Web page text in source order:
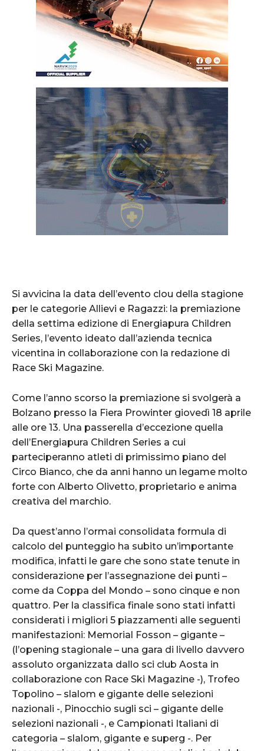
Si avvicina la data dell’evento clou della stagione
per le categorie Allievi e Ragazzi: la premiazione
della settima edizione di Energiapura Children
Series, l’evento ideato dall’azienda tecnica
vicentina in collaborazione con la redazione di
Race Ski Magazine.
Come l’anno scorso la premiazione si svolgerà a
Bolzano presso la Fiera Prowinter giovedì 18 aprile
alle ore 13. Una passerella d’eccezione quella
dell’Energiapura Children Series a cui
parteciperanno atleti di primissimo piano del
Circo Bianco, che da anni hanno un legame molto
forte con Alberto Olivetto, proprietario e anima
creativa del marchio.
Da quest’anno l’ormai consolidata formula di
calcolo del punteggio ha subito un’importante
modifica, infatti le gare che sono state tenute in
considerazione per l’assegnazione dei punti –
come da Coppa del Mondo – sono cinque e non
quattro. Per la classifica finale sono stati infatti
considerati i migliori 5 piazzamenti alle seguenti
manifestazioni: Memorial Fosson – gigante –
(l’opening stagionale – una gara di livello davvero
assoluto organizzata dallo sci club Aosta in
collaborazione con Race Ski Magazine -), Trofeo
Topolino – slalom e gigante delle selezioni
nazionali -, Pinocchio sugli sci – gigante delle
selezioni nazionali -, e Campionati Italiani di
categoria – slalom, gigante e superg -. Per